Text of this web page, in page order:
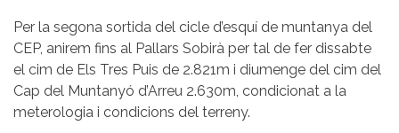
Per la segona sortida del cicle d’esquí de muntanya del
CEP, anirem fins al Pallars Sobirà per tal de fer dissabte
el cim de Els Tres Puis de 2.821m i diumenge del cim del
Cap del Muntanyó d’Arreu 2.630m, condicionat a la
meterologia i condicions del terreny.